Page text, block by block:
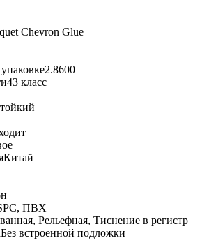
Chevron Glue
2.8600
43 класс
Китай
ПВХ
Рельефная, Тиснение в регистр
Без встроенной подложки